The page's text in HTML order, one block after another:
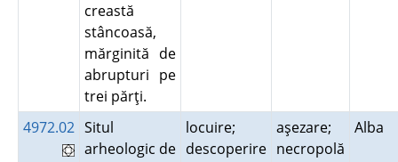
creastă
stâncoasă,
mărginită de
abrupturi pe
trei părţi.
4972.02 Situl
arheologic de
locuire;
descoperire
aşezare;
necropolă
Alba